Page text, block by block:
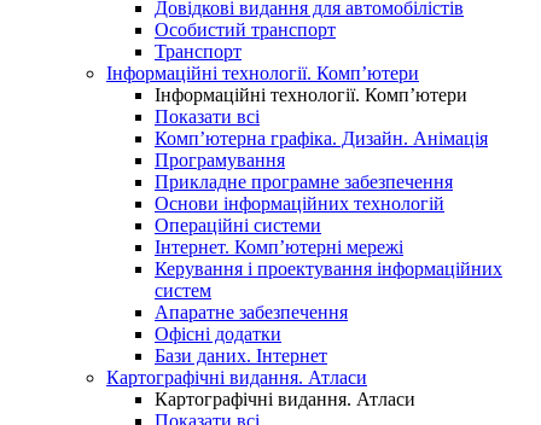
Довідкові видання для автомобілістів
Особистий транспорт
Транспорт
Інформаційні технології. Комп’ютери
Інформаційні технології. Комп’ютери
Показати всі
Комп’ютерна графіка. Дизайн. Анімація
Програмування
Прикладне програмне забезпечення
Основи інформаційних технологій
Операційні системи
Інтернет. Комп’ютерні мережі
Керування і проектування інформаційних
систем
Апаратне забезпечення
Офісні додатки
Бази даних. Інтернет
Картографічні видання. Атласи
Картографічні видання. Атласи
Показати всі